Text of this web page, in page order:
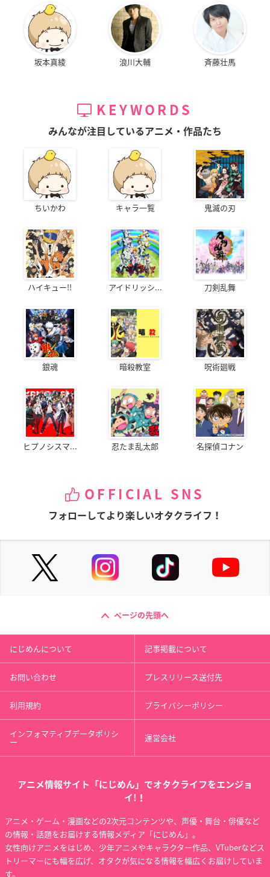
坂本真綾 浪川大輔 斉藤壮馬
KEYWORDS
みんなが注目しているアニメ・作品たち
ちいかわ キャラ一覧 鬼滅の刃
ハイキュー!! アイドリッシ... 刀剣乱舞
銀魂 暗殺教室 呪術廻戦
ヒプノシスマ... 忍たま乱太郎 名探偵コナン
OFFICIAL SNS
フォローしてより楽しいオタクライフ！
ページの先頭へ
にじめんについて 記事掲載について
お問い合わせ プレスリリース送付先
利用規約 プライバシーポリシー
インフォマティブデータポリシ
ー 運営会社
アニメ情報サイト「にじめん」でオタクライフをエンジョ
イ!！
アニメ・ゲーム・漫画などの2次元コンテンツや、声優・舞台・俳優など
の情報・話題をお届けする情報メディア「にじめん」。
女性向けアニメをはじめ、少年アニメやキャラクター作品、VTuberなどス
トリーマーにも幅を広げ、オタクが気になる情報を幅広くお届けしていま
す。